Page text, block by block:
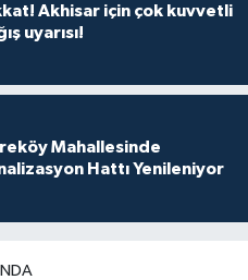
Akhisar için çok kuvvetli
uyarısı!
Mahallesinde
Hattı Yenileniyor